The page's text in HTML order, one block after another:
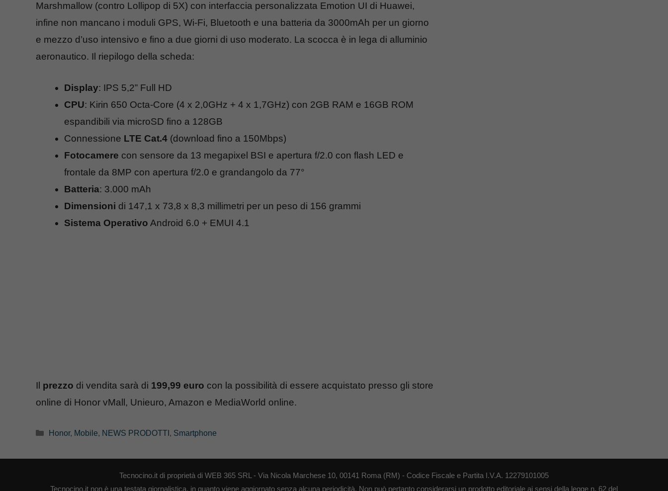
Marshmallow (contro Lollipop di 5X) con interfaccia personalizzata Emotion UI di Huawei,
infine non mancano i moduli GPS, Wi-Fi, Bluetooth e una batteria da 3000mAh per un giorno
e mezzo d’uso intensivo e fino a due giorni di uso moderato. La scocca è in lega di alluminio
aeronautico. Il riepilogo della scheda:
Display: IPS 5,2” Full HD
CPU: Kirin 650 Octa-Core (4 x 2,0GHz + 4 x 1,7GHz) con 2GB RAM e 16GB ROM
espandibili via microSD fino a 128GB
Connessione LTE Cat.4 (download fino a 150Mbps)
Fotocamere con sensore da 13 megapixel BSI e apertura f/2.0 con flash LED e
frontale da 8MP con apertura f/2.0 e grandangolo da 77°
Batteria: 3.000 mAh
Dimensioni di 147,1 x 73,8 x 8,3 millimetri per un peso di 156 grammi
Sistema Operativo Android 6.0 + EMUI 4.1
Il prezzo di vendita sarà di 199,99 euro con la possibilità di essere acquistato presso gli store
online di Honor vMall, Unieuro, Amazon e MediaWorld online.
Categorie
Honor, Mobile, NEWS PRODOTTI , Smartphone
Tecnocino.it di proprietà di WEB 365 SRL - Via Nicola Marchese 10, 00141 Roma (RM) - Codice Fiscale e Partita I.V.A. 12279101005
Tecnocino.it non è una testata giornalistica, in quanto viene aggiornato senza alcuna periodicità. Non può pertanto considerarsi un prodotto editoriale ai sensi della legge n. 62 del